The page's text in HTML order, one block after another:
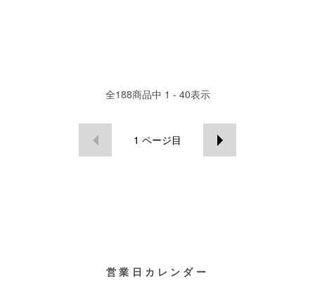
全188商品中 1 - 40表示
1 ページ目
営業日カレンダー